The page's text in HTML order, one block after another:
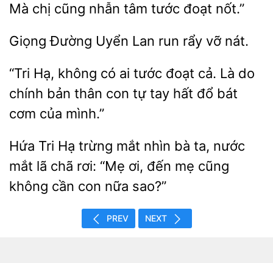
Mà chị cũng nhẫn tâm tước đoạt nốt.”
Giọng Đường Lan run vỡ
“Tri
có ai tước đoạt cả. Là do
chính bản thân con tự tay hất đổ bát
cơm
mình.”
Hứa Hạ trừng mắt nhìn
ta, nước
mắt lã chã rơi: “Mẹ ơi, đến mẹ cũng
cần con nữa sao?”
PREV NEXT